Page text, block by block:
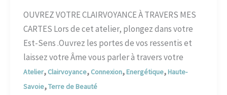
OUVREZ VOTRE CLAIRVOYANCE À TRAVERS MES
CARTES Lors de cet atelier, plongez dans votre
Est-Sens .Ouvrez les portes de vos ressentis et
laissez votre Âme vous parler à travers votre
Atelier, Clairvoyance, Connexion,Energétique,Haute-
Savoie,Terre de Beauté